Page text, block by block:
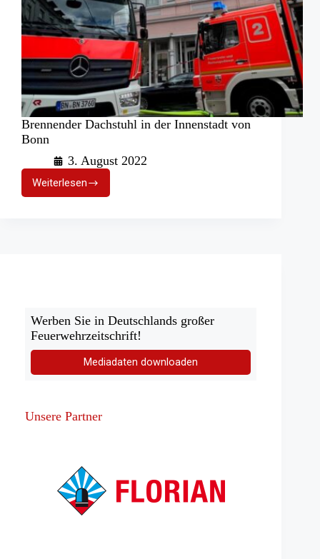
Brennender Dachstuhl in der Innenstadt von
Bonn
3. August 2022
WeiterlesenBrennender
Dachstuhl
Werben Sie in Deutschlands großer
Feuerwehrzeitschrift!
Mediadaten downloaden
Unsere Partner